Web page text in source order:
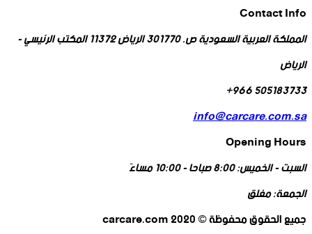
Contact Info
المملكة العربية السعودية ص. 301770 الرياض 11372 المكتب الرئيسي -
الرياض
505183733 966+
info@carcare.com.sa
Opening Hours
السبت - الخميس:8:00 صباحا - 10:00 مساءً
الجمعة:مغلق
جميع الحقوق محفوظة © 2020 carcare.com